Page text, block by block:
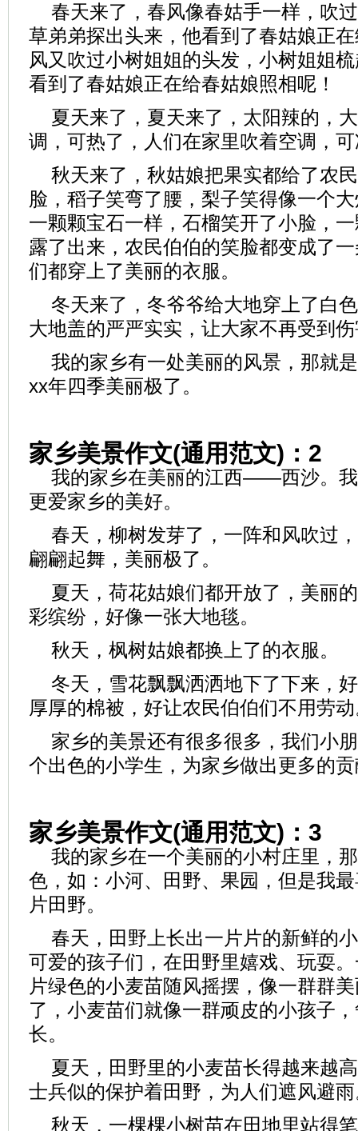
春天来了，春风像春姑手一样，吹
草弟弟探出头来，他看到了春姑娘正
风又吹过小树姐姐的头发，小树姐姐
看到了春姑娘正在给春姑娘照相呢！
夏天来了，夏天来了，太阳辣的，
调，可热了，人们在家里吹着空调，
秋天来了，秋姑娘把果实都给了农
脸，稻子笑弯了腰，梨子笑得像一个
一颗颗宝石一样，石榴笑开了小脸，
露了出来，农民伯伯的笑脸都变成了
们都穿上了美丽的衣服。
冬天来了，冬爷爷给大地穿上了白
大地盖的严严实实，让大家不再受到
我的家乡有一处美丽的风景，那就
xx年四季美丽极了。
家乡美景作文(通用范文)：2
我的家乡在美丽的江西——西沙。
更爱家乡的美好。
春天，柳树发芽了，一阵和风吹过
翩翩起舞，美丽极了。
夏天，荷花姑娘们都开放了，美丽
彩缤纷，好像一张大地毯。
秋天，枫树姑娘都换上了的衣服。
冬天，雪花飘飘洒洒地下了下来，
厚厚的棉被，好让农民伯伯们不用劳
家乡的美景还有很多很多，我们小
个出色的小学生，为家乡做出更多的
家乡美景作文(通用范文)：3
我的家乡在一个美丽的小村庄里，
色，如：小河、田野、果园，但是我
片田野。
春天，田野上长出一片片的新鲜的
可爱的孩子们，在田野里嬉戏、玩耍
片绿色的小麦苗随风摇摆，像一群群
了，小麦苗们就像一群顽皮的小孩子
长。
夏天，田野里的小麦苗长得越来越
士兵似的保护着田野，为人们遮风避
秋天，一棵棵小树苗在田地里站得